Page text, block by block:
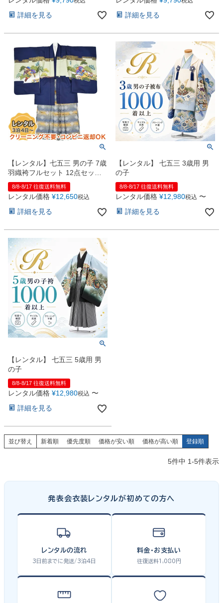
写真スタジオ APS
対応 七五三・発表会・記念撮影
予約 Web または お電話
特典 ヘアメイク・着付け
スタジオを予約 →
詳細を見る 詳細を見る
【レンタル】七五三 男の子 7歳
羽織袴フルセット 12点セット
鷹 紺
8/8-8/17 往復送料無料
レンタル価格 ¥12,650税込
詳細を見る
【レンタル】 七五三 3歳用 男
の子
8/8-8/17 往復送料無料
レンタル価格 ¥12,980税込 〜
詳細を見る
【レンタル】 七五三 5歳用 男
の子
8/8-8/17 往復送料無料
レンタル価格 ¥12,980税込 〜
詳細を見る
並び替え 新着順 優先度順 価格が安い順 価格が高い順 登録順
5件中 1-5件表示
発表会衣装レンタルが初めての方へ
レンタルの流れ
3日前までに発送/3泊4日
料金・お支払い
往復送料1,080円